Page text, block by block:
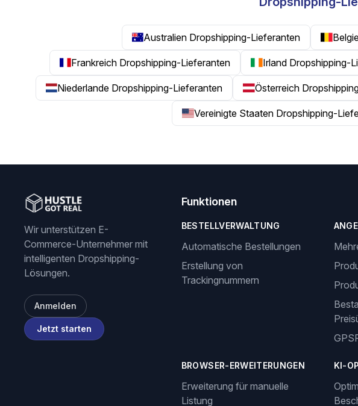
Australien Dropshipping-Lieferanten
Frankreich Dropshipping-Lieferanten Irland Dropshipping-
Niederlande Dropshipping-Lieferanten Österreich
Vereinigte Staaten Dropshipping-
Wir unterstützen E-
Commerce-Unternehmer mit
intelligenten Dropshipping-
Lösungen.
Anmelden
Jetzt starten
Funktionen
BESTELLVERWALTUNG
Automatische Bestellungen
Erstellung von
Trackingnummern
BROWSER-ERWEITERUNGEN
Erweiterung für manuelle
Listung
KI-